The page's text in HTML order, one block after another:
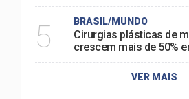
5 BRASIL/MUNDO
Cirurgias plásticas de
crescem mais de 50%
VER MAIS